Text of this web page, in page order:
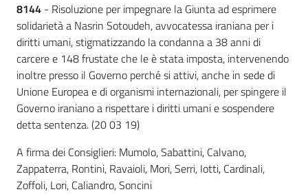
8144 - Risoluzione per impegnare la Giunta ad esprimere
solidarietà a Nasrin Sotoudeh, avvocatessa iraniana per i
diritti umani, stigmatizzando la condanna a 38 anni di
carcere e 148 frustate che le è stata imposta, intervenendo
inoltre presso il Governo perché si attivi, anche in sede di
Unione Europea e di organismi internazionali, per spingere il
Governo iraniano a rispettare i diritti umani e sospendere
detta sentenza. (20 03 19)
A firma dei Consiglieri: Mumolo, Sabattini, Calvano,
Zappaterra, Rontini, Ravaioli, Mori, Serri, Iotti, Cardinali,
Zoffoli, Lori, Caliandro, Soncini